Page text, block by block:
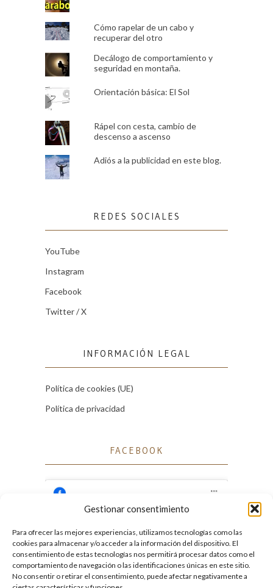
Gestionar consentimiento
Para ofrecer las mejores experiencias, utilizamos tecnologías como las
cookies para almacenar y/o acceder a la información del dispositivo. El
consentimiento de estas tecnologías nos permitirá procesar datos como el
comportamiento de navegación o las identificaciones únicas en este sitio.
No consentir o retirar el consentimiento, puede afectar negativamente a
Cómo rapelar de un cabo y
recuperar del otro
Decálogo de comportamiento y
seguridad en montaña.
Orientación básica: El Sol
Rápel con cesta, cambio de
descenso a ascenso
Adiós a la publicidad en este blog.
REDES SOCIALES
YouTube
Instagram
Facebook
Twitter / X
INFORMACIÓN LEGAL
Política de cookies (UE)
Política de privacidad
FACEBOOK
Facebook
Haz clic para aceptar cookies de marketing
y permitir este contenido